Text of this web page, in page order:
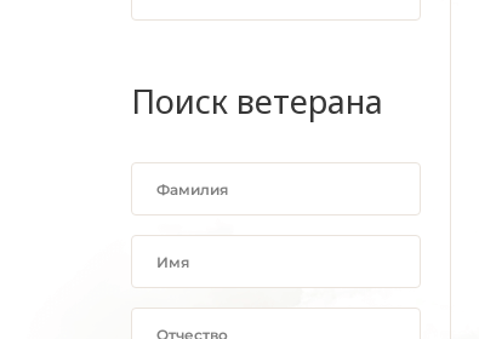
Поиск ветерана